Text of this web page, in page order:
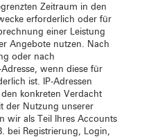
Zeitraum in den
erforderlich oder für
einer Leistung
Angebote nutzen. Nach
oder nach
wenn diese für
ist. IP-Adressen
konkreten Verdacht
der Nutzung unserer
wir als Teil Ihres Accounts
bei Registrierung, Login,